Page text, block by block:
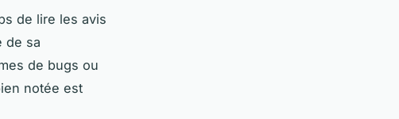
de lire les avis
de sa
de bugs ou
notée est